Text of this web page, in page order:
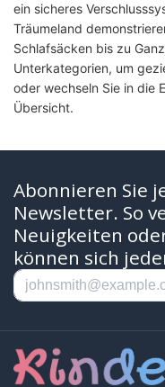
ein sicheres
Träumeland
Schlafsäcken bis zu
Unterkategorien, um
oder wechseln Sie in die
Übersicht.
Abonnieren Sie
Newsletter. So
Neuigkeiten
können sich